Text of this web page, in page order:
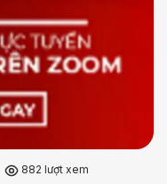
882 lượt xem